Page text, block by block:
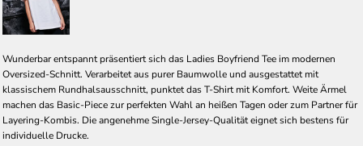
Wunderbar entspannt präsentiert sich das Ladies Boyfriend Tee im modernen
Oversized-Schnitt. Verarbeitet aus purer Baumwolle und ausgestattet mit
klassischem Rundhalsausschnitt, punktet das T-Shirt mit Komfort. Weite Ärmel
machen das Basic-Piece zur perfekten Wahl an heißen Tagen oder zum Partner für
Layering-Kombis. Die angenehme Single-Jersey-Qualität eignet sich bestens für
individuelle Drucke.